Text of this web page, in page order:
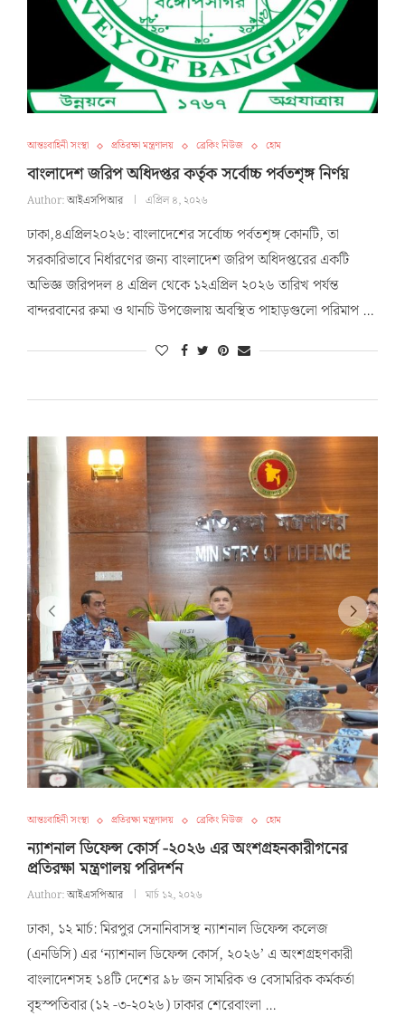
আন্তঃবাহিনী সংস্থা প্রতিরক্ষা মন্ত্রণালয় ব্রেকিং নিউজ হোম
বাংলাদেশ জরিপ অধিদপ্তর কর্তৃক সর্বোচ্চ পর্বতশৃঙ্গ নির্ণয়
Author:আইএসপিআর এপ্রিল ৪, ২০২৬
ঢাকা,৪এপ্রিল২০২৬: বাংলাদেশের সর্বোচ্চ পর্বতশৃঙ্গ কোনটি, তা
সরকারিভাবে নির্ধারণের জন্য বাংলাদেশ জরিপ অধিদপ্তরের একটি
অভিজ্ঞ জরিপদল ৪ এপ্রিল থেকে ১২এপ্রিল ২০২৬ তারিখ পর্যন্ত
বান্দরবানের রুমা ও থানচি উপজেলায় অবস্থিত পাহাড়গুলো পরিমাপ …
আন্তঃবাহিনী সংস্থা প্রতিরক্ষা মন্ত্রণালয় ব্রেকিং নিউজ হোম
ন্যাশনাল ডিফেন্স কোর্স -২০২৬ এর অংশগ্রহনকারীগনের
প্রতিরক্ষা মন্ত্রণালয় পরিদর্শন
Author:আইএসপিআর মার্চ ১২, ২০২৬
ঢাকা, ১২ মার্চ: মিরপুর সেনানিবাসস্থ ন্যাশনাল ডিফেন্স কলেজ
(এনডিসি) এর ‘ন্যাশনাল ডিফেন্স কোর্স, ২০২৬’ এ অংশগ্রহণকারী
বাংলাদেশসহ ১৪টি দেশের ৯৮ জন সামরিক ও বেসামরিক কর্মকর্তা
বৃহস্পতিবার (১২ -৩-২০২৬) ঢাকার শেরেবাংলা …